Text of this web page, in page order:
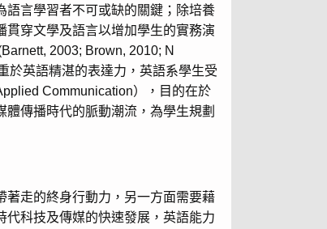
語言學習者不可或缺的關鍵；除培養
穿文學及語言以增加學生的實務演
2003; Brown, 2010; N
於英語精湛的表達力，英語系學生受
Communication），目的在於
傳播時代的脈動潮流，為學生規劃
著走的終身行動力，另一方面需要藉
科技及傳媒的快速發展，英語能力